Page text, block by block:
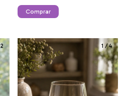
Comprar
2 1 /4